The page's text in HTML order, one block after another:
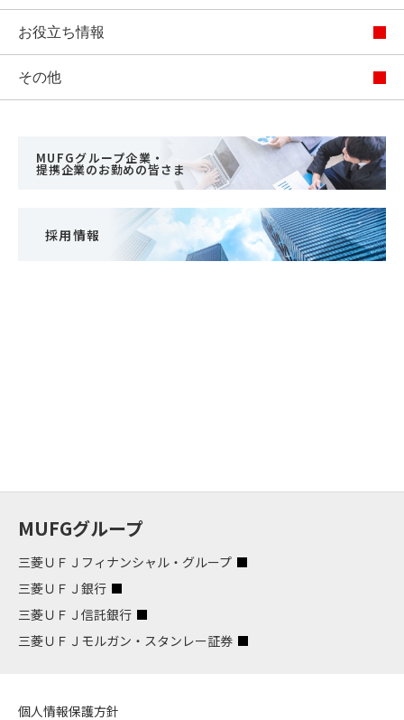
お役立ち情報
その他
MUFGグループ企業・
提携企業のお勤めの皆さま
採用情報
MUFGグループ
三菱ＵＦＪフィナンシャル・グループ
三菱ＵＦＪ銀行
三菱ＵＦＪ信託銀行
三菱ＵＦＪモルガン・スタンレー証券
個人情報保護方針